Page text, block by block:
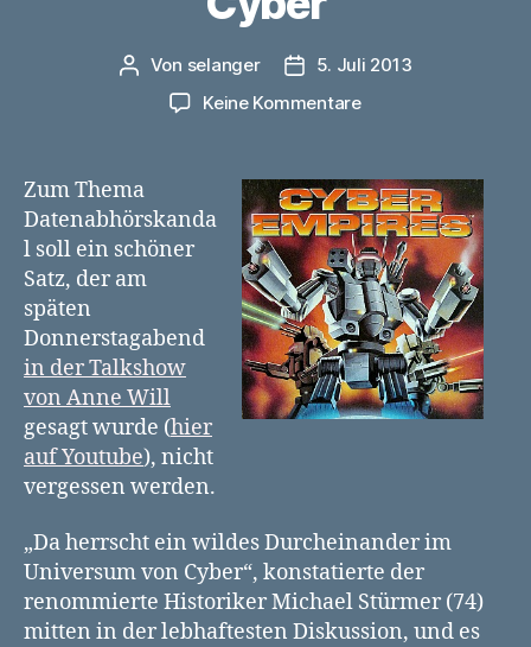
Beitragsautor
Von selanger Veröffentlichungsdatum
5. Juli 2013
Keine Kommentarezu
Universum
von
Cyber
Zum Thema
Datenabhörskanda
l soll ein schöner
Satz, der am
späten
Donnerstagabend
in der Talkshow
von Anne Will
gesagt wurde (hier
auf Youtube), nicht
vergessen werden.
„Da herrscht ein wildes Durcheinander im
Universum von Cyber“, konstatierte der
renommierte Historiker Michael Stürmer (74)
mitten in der lebhaftesten Diskussion, und es